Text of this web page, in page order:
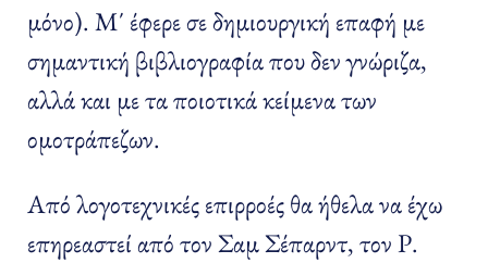
μόνο). Μ΄ έφερε σε δημιουργική επαφή με
σημαντική βιβλιογραφία που δεν γνώριζα,
αλλά και με τα ποιοτικά κείμενα των
ομοτράπεζων.
Από λογοτεχνικές επιρροές θα ήθελα να έχω
επηρεαστεί από τον Σαμ Σέπαρντ, τον Ρ.